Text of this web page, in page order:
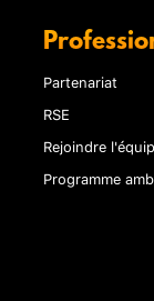
Partenariat
RSE
Rejoindre
Programme